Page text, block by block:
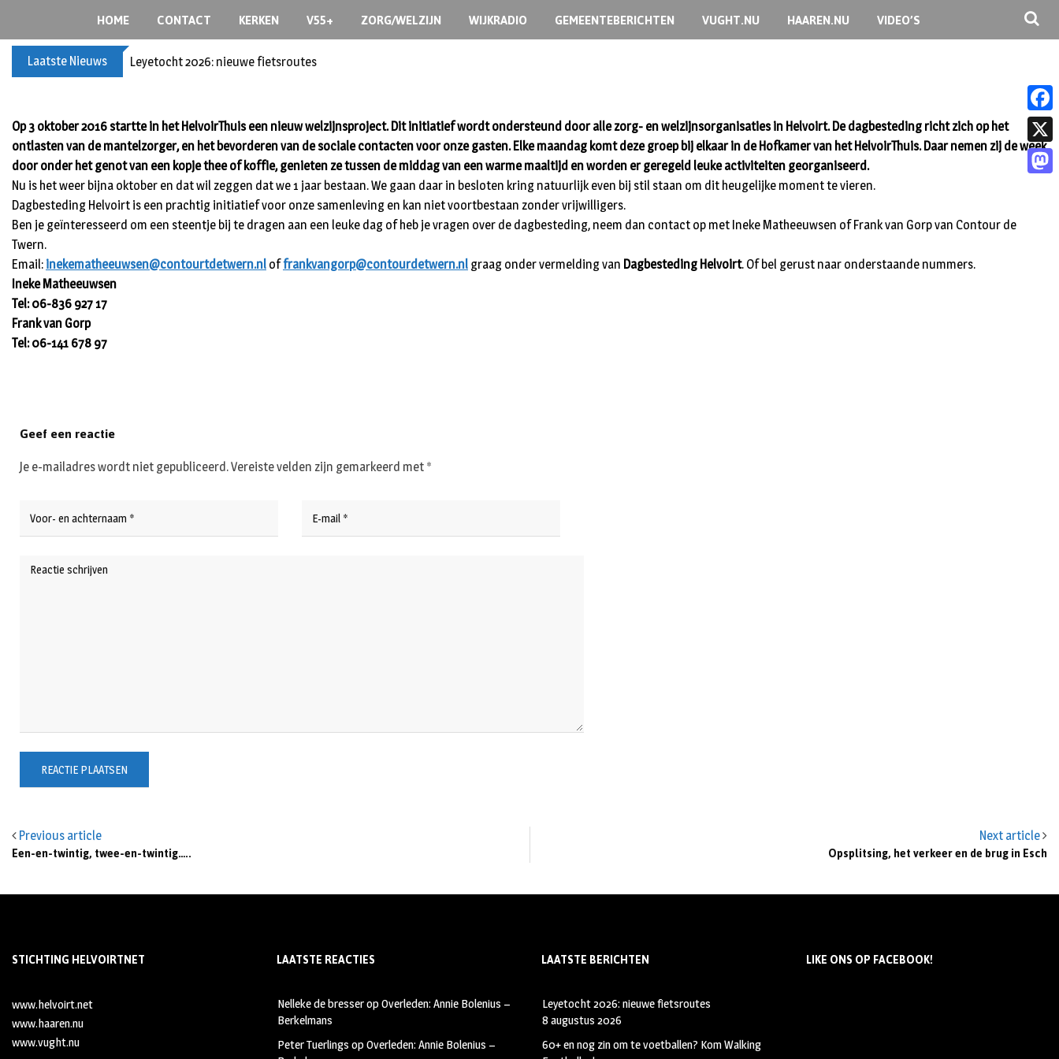
content
HOME CONTACT KERKEN V55+ ZORG/WELZIJN WIJKRADIO GEMEENTEBERICHTEN VUGHT.NU HAAREN.NU VIDEO’S
Laatste Nieuws Leyetocht 2026: nieuwe fietsroutes
Op 3 oktober 2016 startte in het HelvoirThuis een nieuw welzijnsproject. Dit initiatief wordt ondersteund door alle zorg- en welzijnsorganisaties in Helvoirt. De dagbesteding richt zich op het
ontlasten van de mantelzorger, en het bevorderen van de sociale contacten voor onze gasten. Elke maandag komt deze groep bij elkaar in de Hofkamer van het HelvoirThuis. Daar nemen zij de week
door onder het genot van een kopje thee of koffie, genieten ze tussen de middag van een warme maaltijd en worden er geregeld leuke activiteiten georganiseerd.
Nu is het weer bijna oktober en dat wil zeggen dat we 1 jaar bestaan. We gaan daar in besloten kring natuurlijk even bij stil staan om dit heugelijke moment te vieren.
Dagbesteding Helvoirt is een prachtig initiatief voor onze samenleving en kan niet voortbestaan zonder vrijwilligers.
Ben je geïnteresseerd om een steentje bij te dragen aan een leuke dag of heb je vragen over de dagbesteding, neem dan contact op met Ineke Matheeuwsen of Frank van Gorp van Contour de
Twern.
Email: inekematheeuwsen@contourtdetwern.nl offrankvangorp@contourdetwern.nl graag onder vermelding van Dagbesteding Helvoirt. Of bel gerust naar onderstaande nummers.
Ineke Matheeuwsen
Tel: 06-836 927 17
Frank van Gorp
Tel: 06-141 678 97
Previous article
Een-en-twintig, twee-en-twintig…..
Next article
Opsplitsing, het verkeer en de brug in Esch
Geef een reactie
Je e-mailadres wordt niet gepubliceerd.Vereiste velden zijn gemarkeerd met *
STICHTING HELVOIRTNET
www.helvoirt.net
www.haaren.nu
www.vught.nu
LAATSTE REACTIES
Nelleke de bresseropOverleden: Annie Bolenius –
Berkelmans
Peter Tuerlings opOverleden: Annie Bolenius –
LAATSTE BERICHTEN
Leyetocht 2026: nieuwe fietsroutes
8 augustus 2026
60+ en nog zin om te voetballen? Kom Walking
LIKE ONS OP FACEBOOK!
F
a
c
X